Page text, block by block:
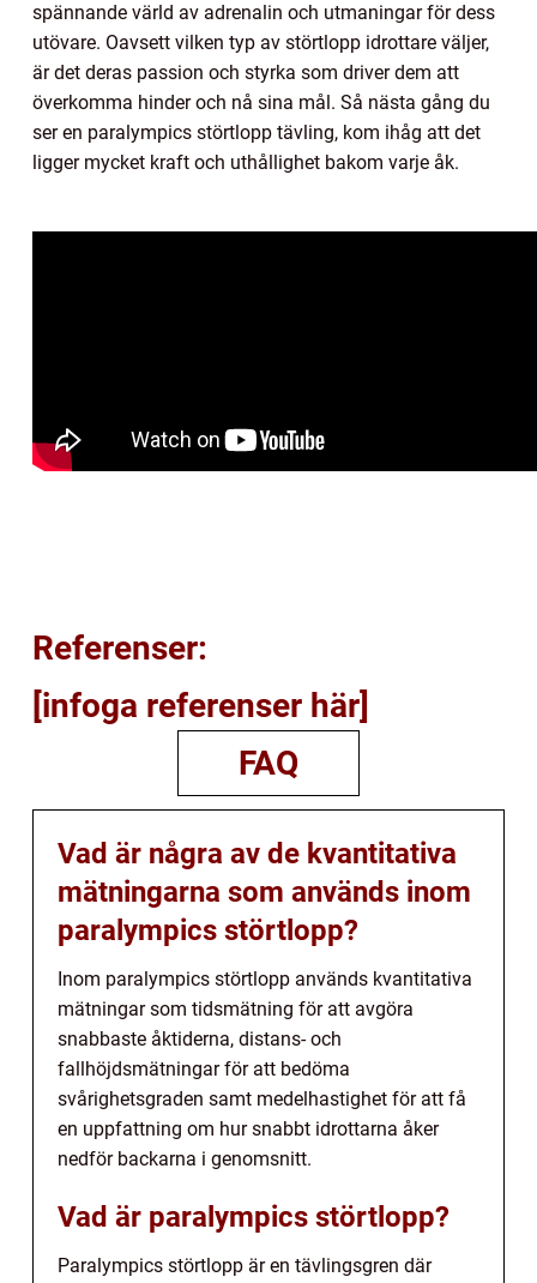
spännande värld av adrenalin och utmaningar för dess
utövare. Oavsett vilken typ av störtlopp idrottare väljer,
är det deras passion och styrka som driver dem att
överkomma hinder och nå sina mål. Så nästa gång du
ser en paralympics störtlopp tävling, kom ihåg att det
ligger mycket kraft och uthållighet bakom varje åk.
Referenser:
[infoga referenser här]
FAQ
Vad är några av de kvantitativa
mätningarna som används inom
paralympics störtlopp?
Inom paralympics störtlopp används kvantitativa
mätningar som tidsmätning för att avgöra
snabbaste åktiderna, distans- och
fallhöjdsmätningar för att bedöma
svårighetsgraden samt medelhastighet för att få
en uppfattning om hur snabbt idrottarna åker
nedför backarna i genomsnitt.
Vad är paralympics störtlopp?
Paralympics störtlopp är en tävlingsgren där